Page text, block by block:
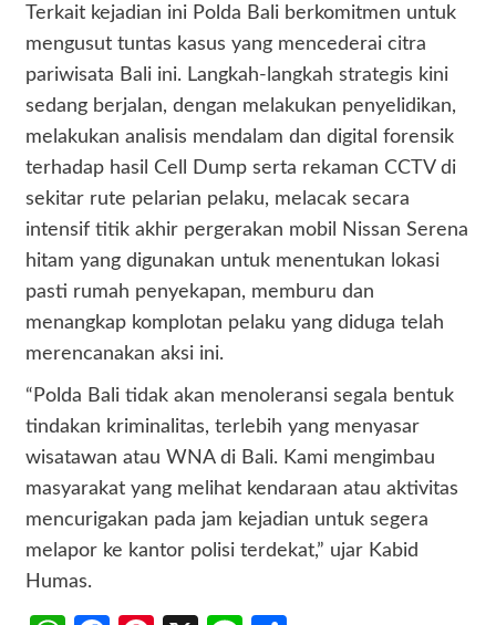
Terkait kejadian ini Polda Bali berkomitmen untuk
mengusut tuntas kasus yang mencederai citra
pariwisata Bali ini. Langkah-langkah strategis kini
sedang berjalan, dengan melakukan penyelidikan,
melakukan analisis mendalam dan digital forensik
terhadap hasil Cell Dump serta rekaman CCTV di
sekitar rute pelarian pelaku, melacak secara
intensif titik akhir pergerakan mobil Nissan Serena
hitam yang digunakan untuk menentukan lokasi
pasti rumah penyekapan, memburu dan
menangkap komplotan pelaku yang diduga telah
merencanakan aksi ini.
“Polda Bali tidak akan menoleransi segala bentuk
tindakan kriminalitas, terlebih yang menyasar
wisatawan atau WNA di Bali. Kami mengimbau
masyarakat yang melihat kendaraan atau aktivitas
mencurigakan pada jam kejadian untuk segera
melapor ke kantor polisi terdekat,” ujar Kabid
Humas.